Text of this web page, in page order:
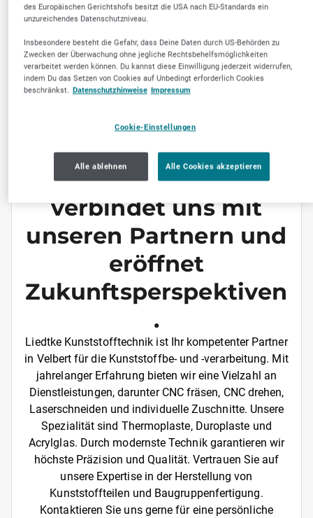
ÜBER UNS
Kunststoff ist für uns
mehr als ein
Werkstoff – er
verbindet uns mit
unseren Partnern und
eröffnet
Zukunftsperspektiven
.
Liedtke Kunststofftechnik ist Ihr kompetenter Partner
in Velbert für die Kunststoffbe- und -verarbeitung. Mit
jahrelanger Erfahrung bieten wir eine Vielzahl an
Dienstleistungen, darunter CNC fräsen, CNC drehen,
Laserschneiden und individuelle Zuschnitte. Unsere
Spezialität sind Thermoplaste, Duroplaste und
Acrylglas. Durch modernste Technik garantieren wir
höchste Präzision und Qualität. Vertrauen Sie auf
unsere Expertise in der Herstellung von
Kunststoffteilen und Baugruppenfertigung.
Kontaktieren Sie uns gerne für eine persönliche
des Europäischen Gerichtshofs besitzt die USA nach EU-Standards ein
unzureichendes Datenschutzniveau.
Insbesondere besteht die Gefahr, dass Deine Daten durch US-Behörden zu
Zwecken der Überwachung ohne jegliche Rechtsbehelfsmöglichkeiten
verarbeitet werden können. Du kannst diese Einwilligung jederzeit widerrufen,
indem Du das Setzen von Cookies auf Unbedingt erforderlich Cookies
beschränkst. Datenschutzhinweise Impressum
Cookie-Einstellungen
Alle ablehnen Alle Cookies akzeptieren